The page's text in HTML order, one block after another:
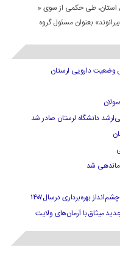
استان، طی حکمی از سوی «
بعنوان مسئول گروه
میثاق با آرمان‌های ولایت